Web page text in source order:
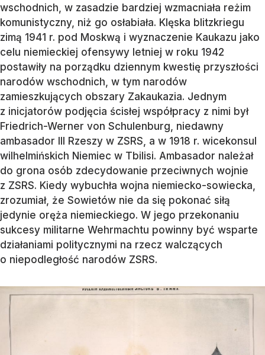
wschodnich, w zasadzie bardziej wzmacniała reżim
komunistyczny, niż go osłabiała. Klęska blitzkriegu
zimą 1941 r. pod Moskwą i wyznaczenie Kaukazu jako
celu niemieckiej ofensywy letniej w roku 1942
postawiły na porządku dziennym kwestię przyszłości
narodów wschodnich, w tym narodów
zamieszkujących obszary Zakaukazia. Jednym
z inicjatorów podjęcia ścisłej współpracy z nimi był
Friedrich-Werner von Schulenburg, niedawny
ambasador III Rzeszy w ZSRS, a w 1918 r. wicekonsul
wilhelmińskich Niemiec w Tbilisi. Ambasador należał
do grona osób zdecydowanie przeciwnych wojnie
z ZSRS. Kiedy wybuchła wojna niemiecko-sowiecka,
zrozumiał, że Sowietów nie da się pokonać siłą
jedynie oręża niemieckiego. W jego przekonaniu
sukcesy militarne Wehrmachtu powinny być wsparte
działaniami politycznymi na rzecz walczących
o niepodległość narodów ZSRS.